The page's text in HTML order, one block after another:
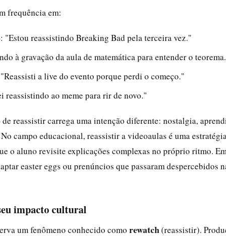
frequência em:
: "Estou reassistindo Breaking Bad pela terceira vez."
à gravação da aula de matemática para entender o
a live do evento porque perdi o começo."
reassistindo ao meme para rir de novo."
de reassistir carrega uma intenção diferente: nostalgia,
campo educacional, reassistir a videoaulas é uma
o aluno revisite explicações complexas no próprio ritmo.
easter eggs ou prenúncios que passaram despercebidos
impacto cultural
um fenômeno conhecido como rewatch(reassistir).